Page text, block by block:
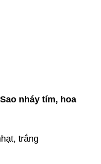
nháy tím, hoa
trắng